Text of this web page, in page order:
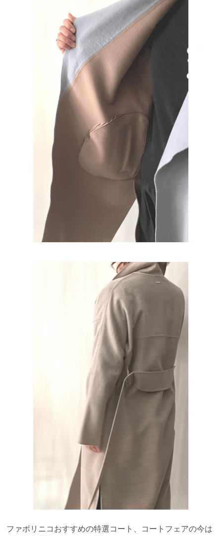
ファボリニコおすすめの特選コート、コートフェアの今は